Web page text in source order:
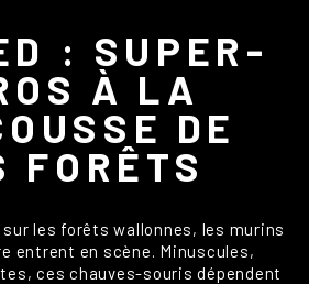
: SUPER-
À LA
DE
FORÊTS
les forêts wallonnes, les murins
entrent en scène. Minuscules,
ces chauves-souris dépendent